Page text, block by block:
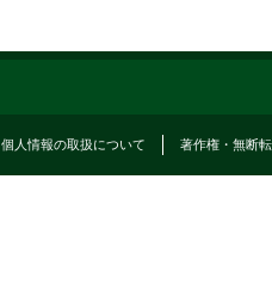
個人情報の取扱について 著作権・無断